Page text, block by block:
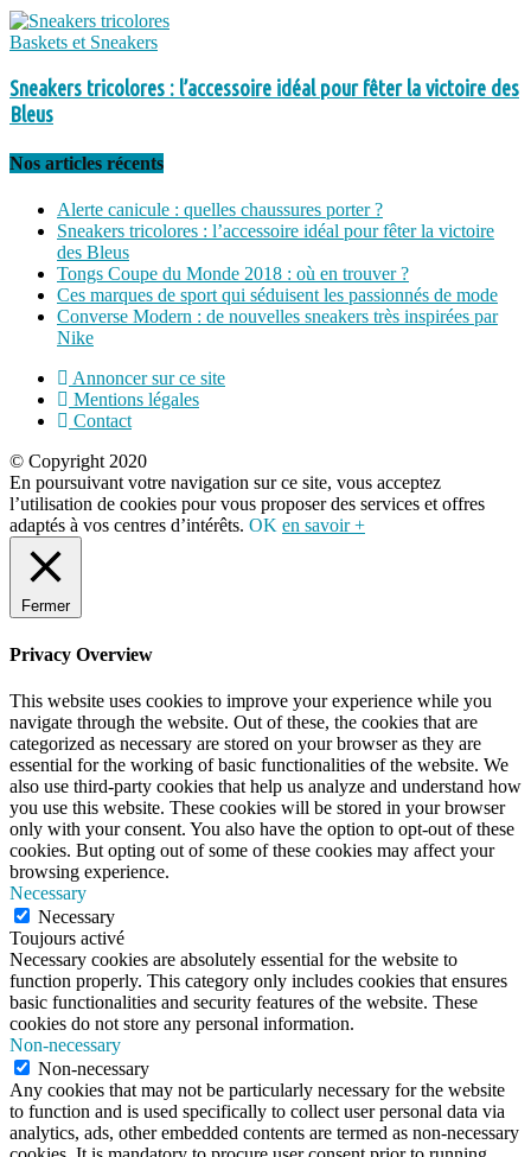
Baskets et Sneakers
Sneakers tricolores : l’accessoire idéal pour fêter la victoire des
Bleus
Nos articles récents
Alerte canicule : quelles chaussures porter ?
Sneakers tricolores : l’accessoire idéal pour fêter la victoire
des Bleus
Tongs Coupe du Monde 2018 : où en trouver ?
Ces marques de sport qui séduisent les passionnés de mode
Converse Modern : de nouvelles sneakers très inspirées par
Nike
Annoncer sur ce site
Mentions légales
Contact
© Copyright 2020
En poursuivant votre navigation sur ce site, vous acceptez
l’utilisation de cookies pour vous proposer des services et offres
adaptés à vos centres d’intérêts. OK en savoir +
Fermer
Privacy Overview
This website uses cookies to improve your experience while you
navigate through the website. Out of these, the cookies that are
categorized as necessary are stored on your browser as they are
essential for the working of basic functionalities of the website. We
also use third-party cookies that help us analyze and understand how
you use this website. These cookies will be stored in your browser
only with your consent. You also have the option to opt-out of these
cookies. But opting out of some of these cookies may affect your
browsing experience.
Necessary
Necessary
Toujours activé
Necessary cookies are absolutely essential for the website to
function properly. This category only includes cookies that ensures
basic functionalities and security features of the website. These
cookies do not store any personal information.
Non-necessary
Non-necessary
Any cookies that may not be particularly necessary for the website
to function and is used specifically to collect user personal data via
analytics, ads, other embedded contents are termed as non-necessary